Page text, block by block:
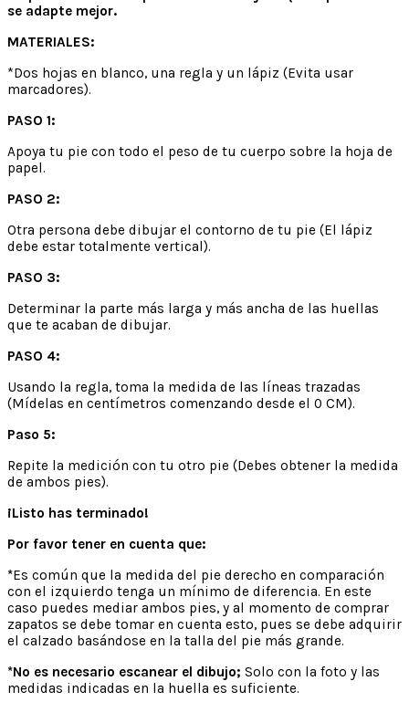
se adapte mejor.
MATERIALES:
*Dos hojas en blanco, una regla y un lápiz (Evita usar
marcadores).
PASO 1:
Apoya tu pie con todo el peso de tu cuerpo sobre la hoja de
papel.
PASO 2:
Otra persona debe dibujar el contorno de tu pie (El lápiz
debe estar totalmente vertical).
PASO 3:
Determinar la parte más larga y más ancha de las huellas
que te acaban de dibujar.
PASO 4:
Usando la regla, toma la medida de las líneas trazadas
(Mídelas en centímetros comenzando desde el 0 CM).
Paso 5:
Repite la medición con tu otro pie (Debes obtener la medida
de ambos pies).
¡Listo has terminado!
Por favor tener en cuenta que:
*Es común que la medida del pie derecho en comparación
con el izquierdo tenga un mínimo de diferencia. En este
caso puedes mediar ambos pies, y al momento de comprar
zapatos se debe tomar en cuenta esto, pues se debe adquirir
el calzado basándose en la talla del pie más grande.
*No es necesario escanear el dibujo; Solo con la foto y las
medidas indicadas en la huella es suficiente.